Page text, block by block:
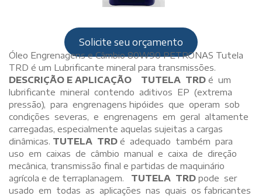
Solicite seu orçamento
Óleo Engrenagens e Câmbio 80W90 PETRONAS Tutela
TRD é um Lubrificante mineral para transmissões.
DESCRIÇÃO E APLICAÇÃO
TUTELA TRD é um
lubrificante mineral contendo aditivos EP (extrema
pressão), para engrenagens hipóides que operam sob
condições severas, e engrenagens em geral altamente
carregadas, especialmente aquelas sujeitas a cargas
dinâmicas. TUTELA TRD é adequado também para
uso em caixas de câmbio manual e caixa de direção
mecânica, transmissão final e partidas de maquinário
agrícola e de terraplanagem.
TUTELA TRD pode ser
usado em todas as aplicações nas quais os fabricantes